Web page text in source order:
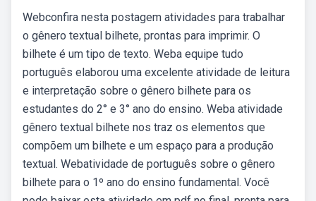
Webconfira nesta postagem atividades para trabalhar
o gênero textual bilhete, prontas para imprimir. O
bilhete é um tipo de texto. Weba equipe tudo
português elaborou uma excelente atividade de leitura
e interpretação sobre o gênero bilhete para os
estudantes do 2° e 3° ano do ensino. Weba atividade
gênero textual bilhete nos traz os elementos que
compõem um bilhete e um espaço para a produção
textual. Webatividade de português sobre o gênero
bilhete para o 1º ano do ensino fundamental. Você